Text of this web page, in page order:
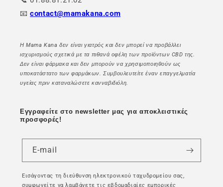
📧contact@mamakana.com
Η Mama Kana δεν είναι γιατρός και δεν μπορεί να προβάλλει
ισχυρισμούς σχετικά με τα πιθανά οφέλη των προϊόντων CBD της.
Δεν είναι φάρμακα και δεν μπορούν να χρησιμοποιηθούν ως
υποκατάστατο των φαρμάκων. Συμβουλευτείτε έναν επαγγελματία
υγείας πριν καταναλώσετε κανναβιδιόλη.
Εγγραφείτε στο newsletter μας για αποκλειστικές
προσφορές!
E-mail
Εισάγοντας τη διεύθυνση ηλεκτρονικού ταχυδρομείου σας,
συμφωνείτε να λαμβάνετε τις εβδομαδιαίες εμπορικές